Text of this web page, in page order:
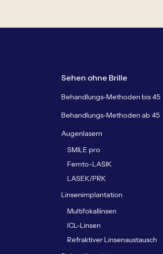
Sehen ohne Brille
Behandlungs-Methoden bis 45
Behandlungs-Methoden ab 45
Augenlasern
SMILE pro
Femto-LASIK
LASEK/PRK
Linsenimplantation
Multifokallinsen
ICL-Linsen
Refraktiver Linsenaustausch